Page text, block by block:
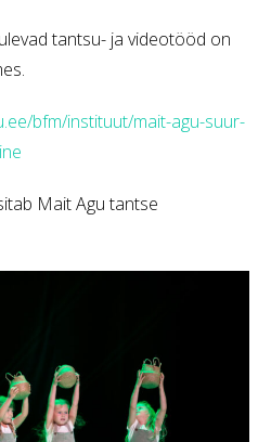
tantsu- ja videotööd on
bfm/instituut/mait-agu-suur-
Mait Agu tantse